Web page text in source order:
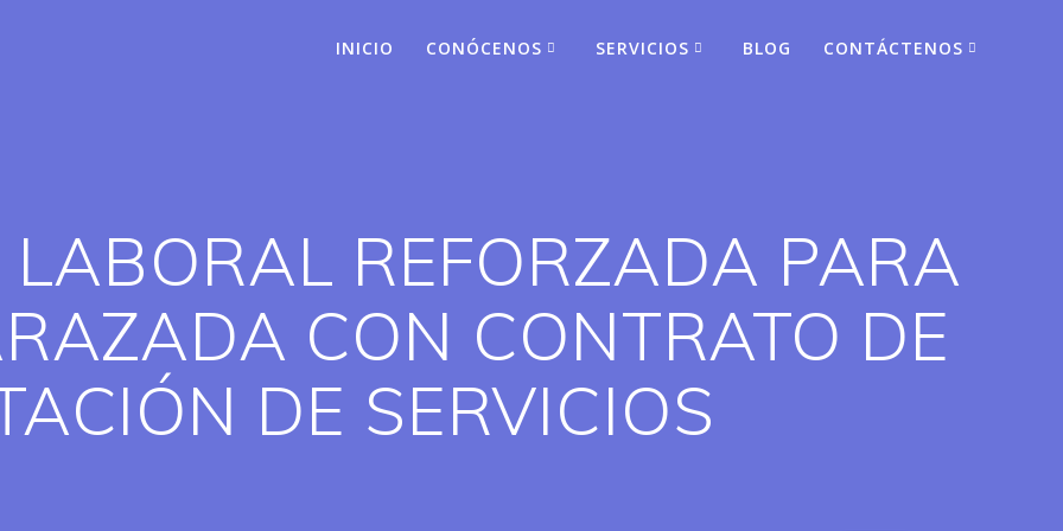
INICIO CONÓCENOS SERVICIOS BLOG CONTÁCTENOS
REFORZADA PARA
CON CONTRATO DE
DE SERVICIOS